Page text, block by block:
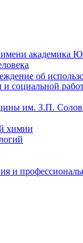
академика
и социальной
им. З.П.
химии
и
об